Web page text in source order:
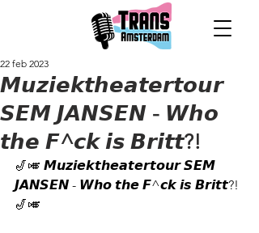
𝙈𝙪𝙯𝙞𝙚𝙠𝙩𝙝𝙚𝙖𝙩𝙚𝙧𝙩𝙤𝙪𝙧
𝙎𝙀𝙈 𝙅𝘼𝙉𝙎𝙀𝙉 - 𝙒𝙝𝙤
𝙩𝙝𝙚 𝙁^𝙘𝙠 𝙞𝙨 𝘽𝙧𝙞𝙩𝙩?!
22 feb 2023
🎷🎺 𝙈𝙪𝙯𝙞𝙚𝙠𝙩𝙝𝙚𝙖𝙩𝙚𝙧𝙩𝙤𝙪𝙧 𝙎𝙀𝙈
𝙅𝘼𝙉𝙎𝙀𝙉 - 𝙒𝙝𝙤 𝙩𝙝𝙚 𝙁^𝙘𝙠 𝙞𝙨 𝘽𝙧𝙞𝙩𝙩?!
🎷🎺